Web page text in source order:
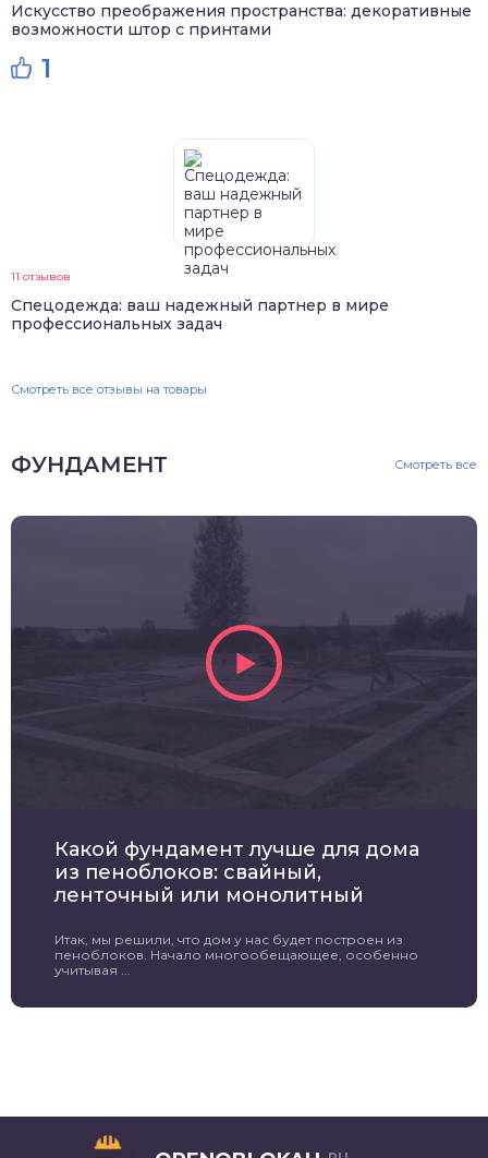
Искусство преображения пространства: декоративные
возможности штор с принтами
1
11 отзывов
Спецодежда: ваш надежный партнер в мире
профессиональных задач
Смотреть все отзывы на товары
ФУНДАМЕНТ Смотреть все
Какой фундамент лучше для дома
из пеноблоков: свайный,
ленточный или монолитный
Итак, мы решили, что дом у нас будет построен из
пеноблоков. Начало многообещающее, особенно
учитывая ...